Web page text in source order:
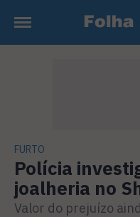
FURTO
Polícia
joalheria no
Valor do prejuízo